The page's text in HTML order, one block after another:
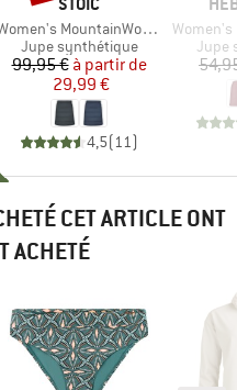
MountainWool120 StorboSt Padded Skirt Warm
Product group
Jupe synthétique
Prix
99,95 € Prix réduit
à partir de
29,99 €
4,5( 11)
Article
Women's
Jupe
CET ARTICLE ONT
ACHETÉ